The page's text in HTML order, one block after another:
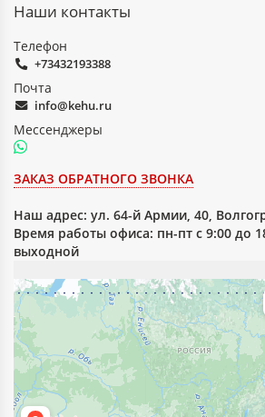
Наши контакты
Телефон
+73432193388
Почта
info@kehu.ru
Мессенджеры
ЗАКАЗ ОБРАТНОГО ЗВОНКА
Наш адрес: ул. 64-й Армии, 40,
Время работы офиса: пн-пт с 9:00 до
выходной